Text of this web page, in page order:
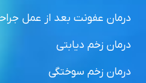
درمان عفونت بعد از عمل جراحی
درمان زخم دیابتی
درمان زخم سوختگی